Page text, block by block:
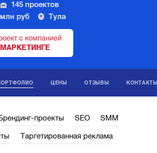
145 проектов
руб
Тула
с компанией
ЦЕНЫ ОТЗЫВЫ
проекты SEO SMM
Таргетированная реклама